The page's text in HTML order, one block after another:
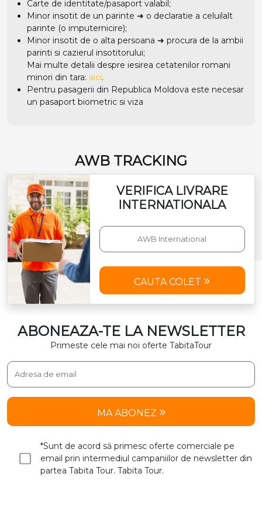
Carte de identitate/pasaport valabil;
Minor insotit de un parinte ➜ o declaratie a celuilalt
parinte (o imputernicire);
Minor insotit de o alta persoana ➜ procura de la ambii
parinti si cazierul insotitorului;
Mai multe detalii despre iesirea cetatenilor romani
minori din tara: aici.
Pentru pasagerii din Republica Moldova este necesar
un pasaport biometric si viza
AWB TRACKING
VERIFICA LIVRARE
INTERNATIONALA
CAUTA COLET
ABONEAZA-TE LA NEWSLETTER
Primeste cele mai noi oferte TabitaTour
MA ABONEZ
*Sunt de acord să primesc oferte comerciale pe
email prin intermediul campaniilor de newsletter din
partea Tabita Tour. Tabita Tour.